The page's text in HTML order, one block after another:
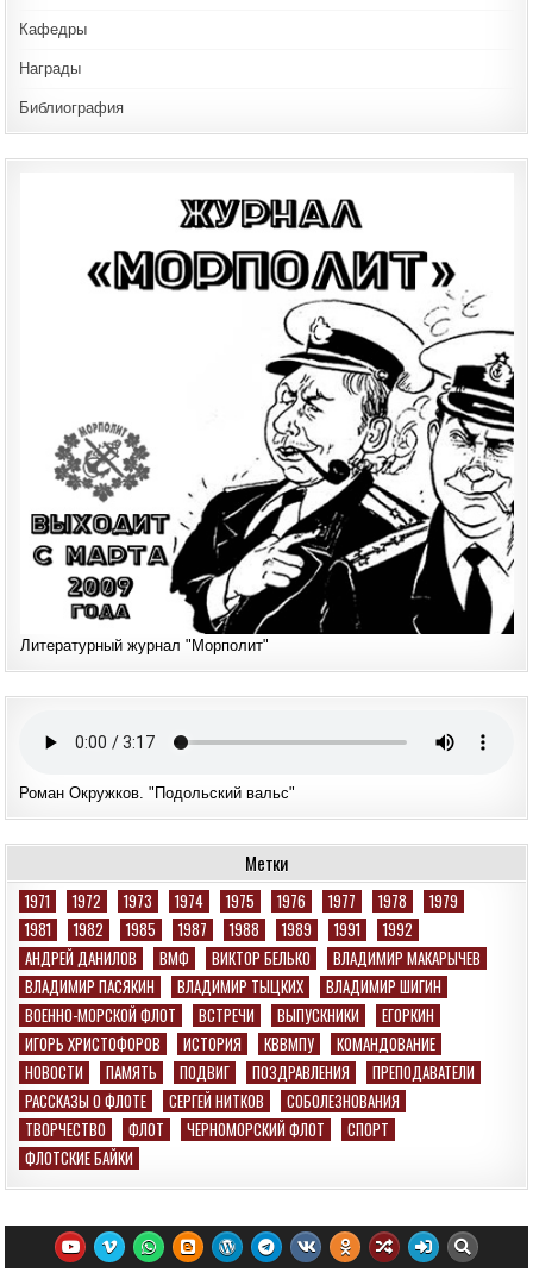
Кафедры
Награды
Библиография
Литературный журнал "Морполит"
Роман Окружков. "Подольский вальс"
Метки
1971 1972 1973 1974 1975 1976 1977 1978
1979
1981
1982 1985 1987 1988 1989 1991
1992
АНДРЕЙ ДАНИЛОВ
ВМФ ВИКТОР БЕЛЬКО
ВЛАДИМИР МАКАРЫЧЕВ
ВЛАДИМИР ПАСЯКИН
ВЛАДИМИР ТЫЦКИХ
ВЛАДИМИР ШИГИН
ВОЕННО-МОРСКОЙ ФЛОТ
ВСТРЕЧИ ВЫПУСКНИКИ
ЕГОРКИН
ИГОРЬ ХРИСТОФОРОВ
ИСТОРИЯ КВВМПУ
КОМАНДОВАНИЕ
НОВОСТИ
ПАМЯТЬ ПОДВИГ ПОЗДРАВЛЕНИЯ
ПРЕПОДАВАТЕЛИ
РАССКАЗЫ О ФЛОТЕ
СЕРГЕЙ НИТКОВ
СОБОЛЕЗНОВАНИЯ
ТВОРЧЕСТВО
ФЛОТ ЧЕРНОМОРСКИЙ ФЛОТ
СПОРТ
ФЛОТСКИЕ БАЙКИ